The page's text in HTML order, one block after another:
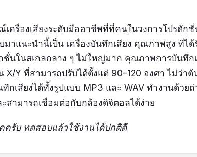
เครื่องเสียงระดับมืออาชีพที่ที่คนในวงการโปรดัก
มาแนะนำนี้เป็น เครื่องบันทึกเสียง คุณภาพสูง ที่ไ
ชั่นในสเกลกลาง ๆ ไม่ใหญ่มาก คุณภาพการบันทึก
Y ที่สามารถปรับได้ตั้งแต่ 90–120 องศา ไม่ว่าต้
ทึกเสียงได้ทั้งรูปแบบ MP3 และ WAV ทำงานด้วย
สามารถเชื่อมต่อกับกล้องดิจิตอลได้ง่าย
ครับ ทดสอบแล้วใช้งานได้ปกติดี